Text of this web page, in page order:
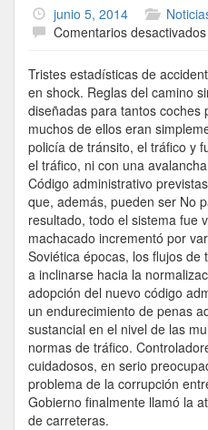
junio 5, 2014
Comentarios desactivados
Tristes estadísticas de
en shock. Reglas del camino
diseñadas para tantos coches
muchos de ellos eran
policía de tránsito, el tráfico y
el tráfico, ni con una
Código administrativo
que, además, pueden ser No
resultado, todo el sistema fue
machacado incrementó por
Soviética épocas, los flujos de
a inclinarse hacia la
adopción del nuevo código
un endurecimiento de penas
sustancial en el nivel de las
normas de tráfico.
cuidadosos, en serio
problema de la corrupción
Gobierno finalmente llamó la
de carreteras.